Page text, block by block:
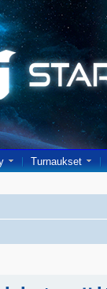
Turnaukset